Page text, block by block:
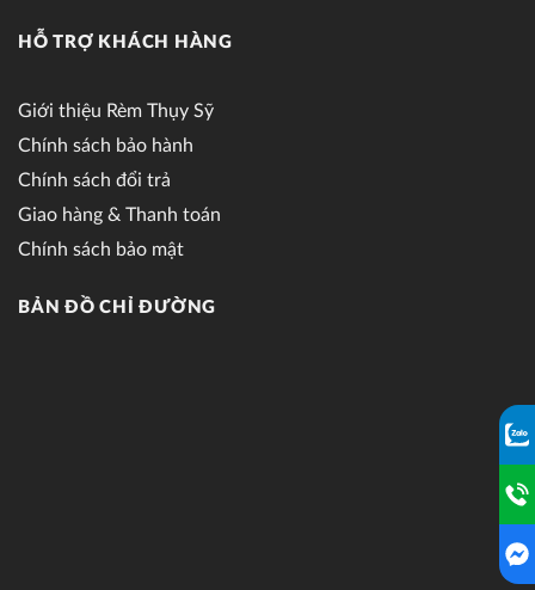
HỖ TRỢ KHÁCH HÀNG
Giới thiệu Rèm Thụy Sỹ
Chính sách bảo hành
Chính sách đổi trả
Giao hàng & Thanh toán
Chính sách bảo mật
BẢN ĐỒ CHỈ ĐƯỜNG